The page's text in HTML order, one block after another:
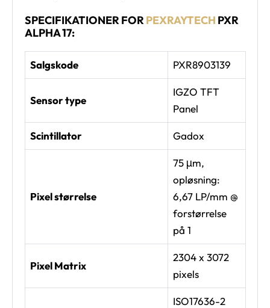
SPECIFIKATIONER FORPEXRAYTECH PXR
ALPHA 17:
Salgskode PXR8903139
Sensor type
IGZO TFT
Panel
Scintillator Gadox
Pixel størrelse
75 μm,
opløsning:
6,67 LP/mm @
forstørrelse
på 1
Pixel Matrix
2304 x 3072
pixels
ISO17636-2